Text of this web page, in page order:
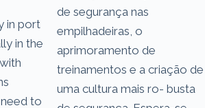
in port
in the
to
de segurança nas
empilhadeiras, o
aprimoramento de
treinamentos e a criação de
uma cultura mais ro- busta